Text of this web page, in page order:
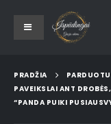
PRADŽIA
PAVEIKSLAI ANT DROBĖS,
“PANDA PUIKI